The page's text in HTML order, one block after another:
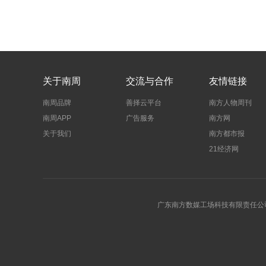
关于南周
南周品牌
南周APP
关于我们
交流与合作
善择云平台
广告服务
友情链接
南方人物周刊
南方网
南方都市报
21经济网
广东南方数媒工场科技有限责任